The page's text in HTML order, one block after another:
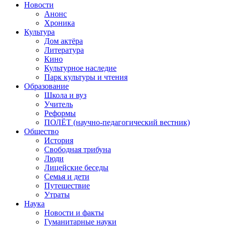
Новости
Анонс
Хроника
Культура
Дом актёра
Литература
Кино
Культурное наследие
Парк культуры и чтения
Образование
Школа и вуз
Учитель
Реформы
ПОЛЁТ (научно-педагогический вестник)
Общество
История
Свободная трибуна
Люди
Лицейские беседы
Семья и дети
Путешествие
Утраты
Наука
Новости и факты
Гуманитарные науки